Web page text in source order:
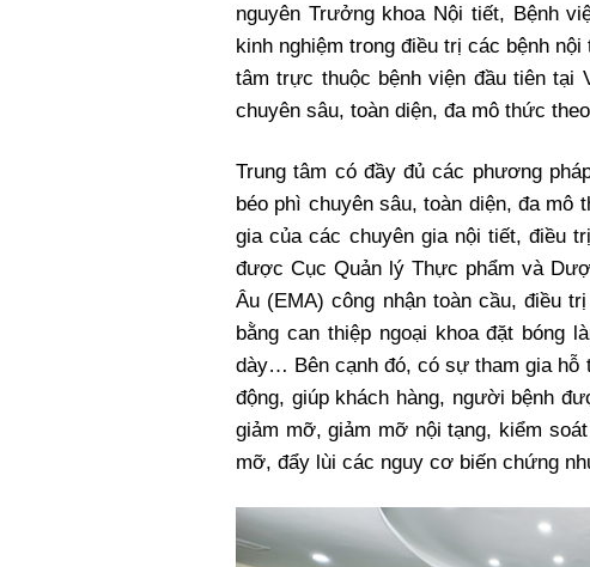
nguyên Trưởng khoa Nội tiết, Bệnh
kinh nghiệm trong điều trị các bệnh
tâm trực thuộc bệnh viện đầu tiên tại
chuyên sâu, toàn diện, đa mô thức
Trung tâm có đầy đủ các phương
béo phì chuyên sâu, toàn diện, đa
gia của các chuyên gia nội tiết, điều
được Cục Quản lý Thực phẩm và
Âu (EMA) công nhận toàn cầu, điều
bằng can thiệp ngoại khoa đặt bóng
dày… Bên cạnh đó, có sự tham gia hỗ
động, giúp khách hàng, người bệnh
giảm mỡ, giảm mỡ nội tạng, kiểm
mỡ, đẩy lùi các nguy cơ biến chứng